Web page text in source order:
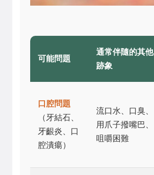
可能問題
通常伴隨的其他
跡象
口腔問題
（牙結石、
牙齦炎、口
腔潰瘍）
流口水、口臭、
用爪子撥嘴巴、
咀嚼困難